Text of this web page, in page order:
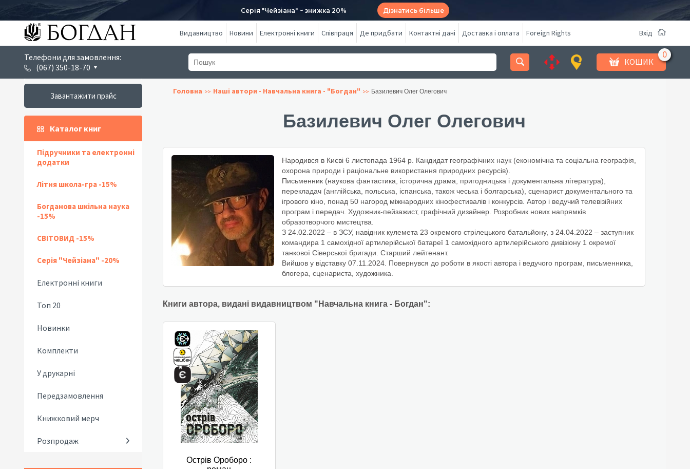
Серія "Чейзіана" ~ знижка 20% Дізнатись більше
Видавництво Новини Електронні книги Співпраця Де придбати Контактні дані Доставка і оплата Foreign Rights Вхід
Телефони для замовлення:
(067) 350-18-70
КОШИК
Завантажити прайс
Каталог книг
Підручники та електронні
додатки
Літня школа-гра -15%
Богданова шкільна наука
-15%
СВІТОВИД -15%
Серія "Чейзіана" -20%
Електронні книги
Топ 20
Новинки
Комплекти
У друкарні
Передзамовлення
Книжковий мерч
Розпродаж
Головна Наші автори - Навчальна книга - "Богдан" Базилевич Олег Олегович
Базилевич Олег Олегович
Народився в Києві 6 листопада 1964 р. Кандидат географічних наук (економічна та соціальна географія,
охорона природи і раціональне використання природних ресурсів).
Письменник (наукова фантастика, історична драма, пригодницька і документальна література),
перекладач (англійська, польська, іспанська, також чеська і болгарська), сценарист документального та
ігрового кіно, понад 50 нагород міжнародних кінофестивалів і конкурсів. Автор і ведучий телевізійних
програм і передач. Художник-пейзажист, графічний дизайнер. Розробник нових напрямків
образотворчого мистецтва.
З 24.02.2022 – в ЗСУ, навідник кулемета 23 окремого стрілецького батальйону, з 24.04.2022 – заступник
командира 1 самохідної артилерійської батареї 1 самохідного артилерійського дивізіону 1 окремої
танкової Сіверської бригади. Старший лейтенант.
Вийшов у відставку 07.11.2024. Повернувся до роботи в якості автора і ведучого програм, письменника,
блогера, сценариста, художника.
Книги автора, видані видавництвом "Навчальна книга - Богдан":
Острів Ороборо :